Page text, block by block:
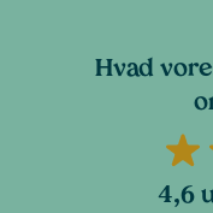
Hvad
4,6